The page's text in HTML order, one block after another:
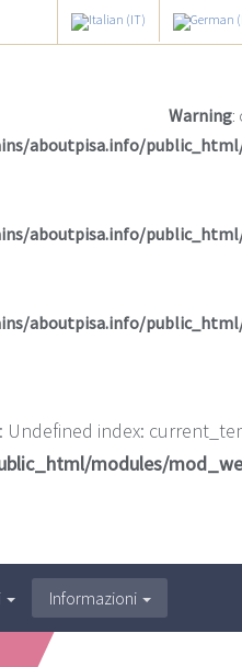
Warning:
aboutpisa.info/
aboutpisa.info/
aboutpisa.info/
: Undefined index:
modules/
Informazioni